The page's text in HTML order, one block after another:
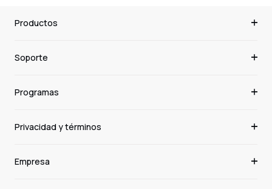
Productos
Soporte
Programas
Privacidad y términos
Empresa